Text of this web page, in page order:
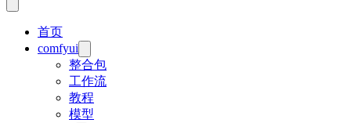
首页
comfyui
整合包
工作流
教程
模型